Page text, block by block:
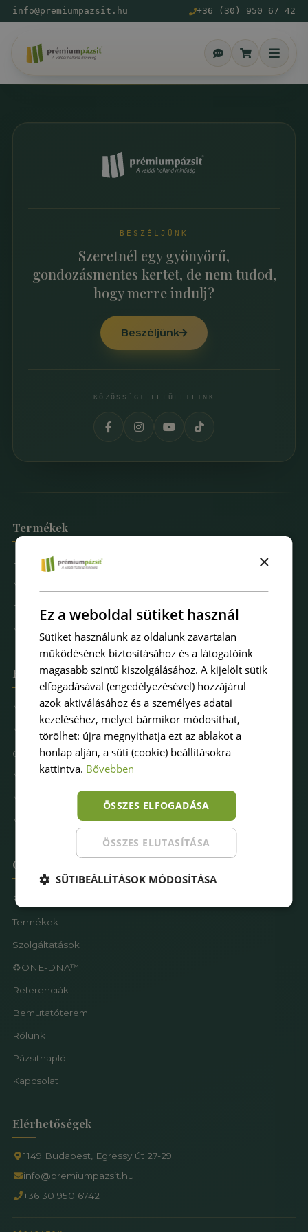
info@premiumpazsit.hu +36 (30) 950 67 42
BESZÉLJÜNK
Szeretnél egy gyönyörű,
gondozásmentes kertet, de nem tudod,
hogy merre indulj?
Beszéljünk
KÖZÖSSÉGI FELÜLETEINK
Termékek
Prémium Pázsit® Műfüvek
Mintarendelés
Fűfal Dekoráció
Műfűkarbantartás
Hova keresel pázsitot
Műfű kertbe
Műfű teraszra
Családbarát műfű
Műfű kutyásoknak
Műfűves sportpálya
Műfű játszótérre
Oldaltérkép
Főoldal
Termékek
Szolgáltatások
♻️ONE-DNA™
Referenciák
Bemutatóterem
Rólunk
Pázsitnapló
Kapcsolat
Elérhetőségek
1149 Budapest, Egressy út 27-29.
info@premiumpazsit.hu
+36 30 950 6742
×
Ez a weboldal sütiket használ
Sütiket használunk az oldalunk zavartalan
működésének biztosításához és a látogatóink
magasabb szintű kiszolgálásához. A kijelölt sütik
elfogadásával (engedélyezésével) hozzájárul
azok aktiválásához és a személyes adatai
kezeléséhez, melyet bármikor módosíthat,
törölhet: újra megnyithatja ezt az ablakot a
honlap alján, a süti (cookie) beállításokra
kattintva. Bővebben
ÖSSZES ELFOGADÁSA
ÖSSZES ELUTASÍTÁSA
SÜTIBEÁLLÍTÁSOK MÓDOSÍTÁSA